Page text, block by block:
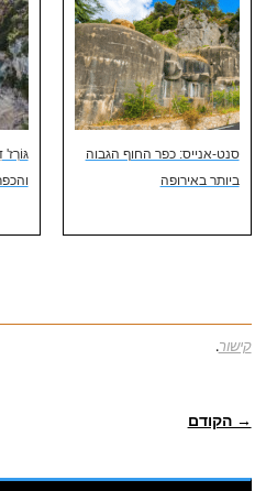
סנט-אנייס: כפר החוף הגבוה
ביותר באירופה
קישור.
→ הקודם